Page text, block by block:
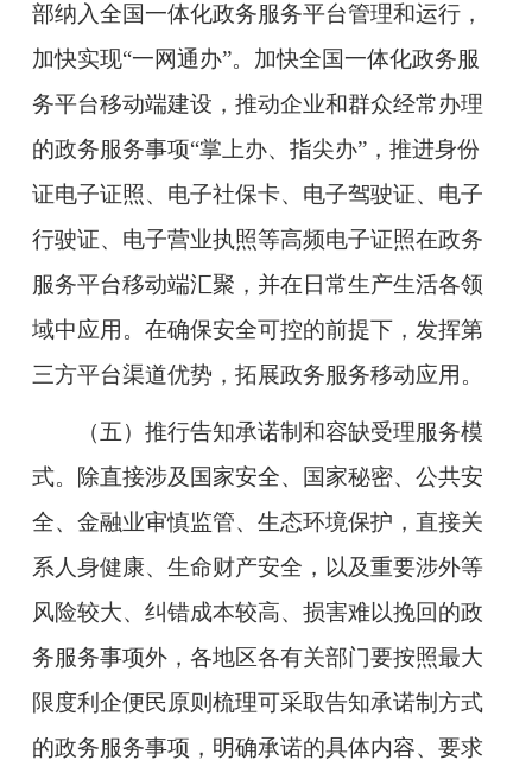
部纳入全国一体化政务服务平台管理和运行，
加快实现“一网通办”。加快全国一体化政务服
务平台移动端建设，推动企业和群众经常办理
的政务服务事项“掌上办、指尖办”，推进身份
证电子证照、电子社保卡、电子驾驶证、电子
行驶证、电子营业执照等高频电子证照在政务
服务平台移动端汇聚，并在日常生产生活各领
域中应用。在确保安全可控的前提下，发挥第
三方平台渠道优势，拓展政务服务移动应用。
（五）推行告知承诺制和容缺受理服务模
式。
除直接涉及国家安全、国家秘密、公共安
全、金融业审慎监管、生态环境保护，直接关
系人身健康、生命财产安全，以及重要涉外等
风险较大、纠错成本较高、损害难以挽回的政
务服务事项外，各地区各有关部门要按照最大
限度利企便民原则梳理可采取告知承诺制方式
的政务服务事项，明确承诺的具体内容、要求